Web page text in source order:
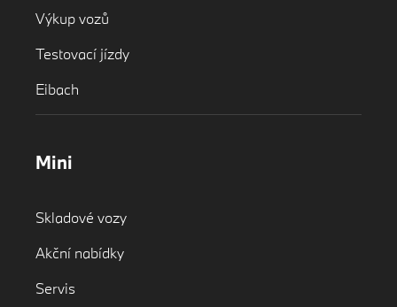
Výkup vozů
Testovací jízdy
Eibach
Mini
Skladové vozy
Akční nabídky
Servis